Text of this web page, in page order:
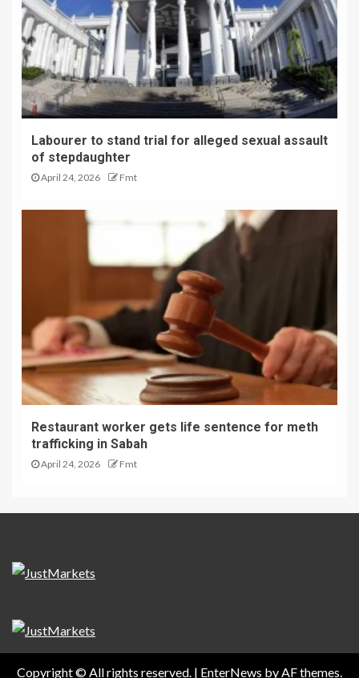
Labourer to stand trial for alleged sexual assault
of stepdaughter
April 24, 2026 Fmt
Restaurant worker gets life sentence for meth
trafficking in Sabah
April 24, 2026 Fmt
Copyright © All rights reserved. | EnterNews by AF themes.